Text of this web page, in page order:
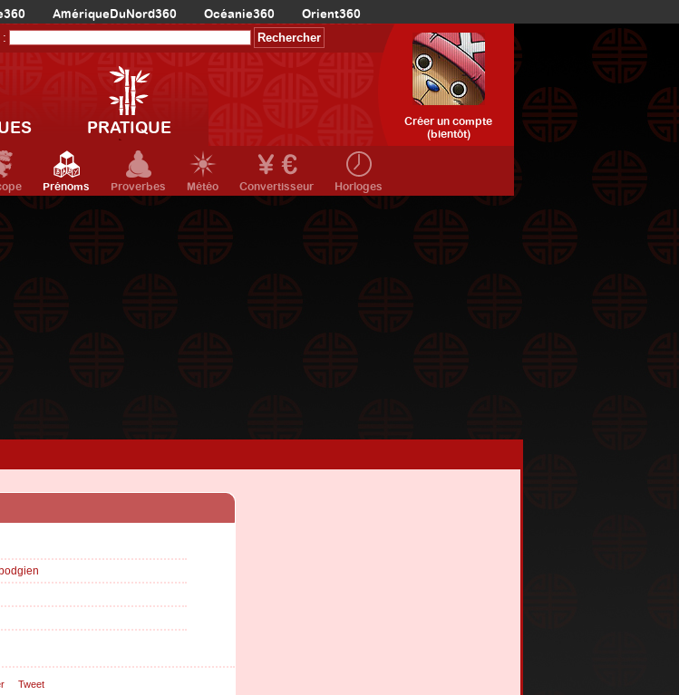
AmériqueDuNord360 Océanie360 Orient360
:
PRATIQUE
Créer un compte
(bientôt)
Prénoms Proverbes Météo Convertisseur Horloges
Tweet